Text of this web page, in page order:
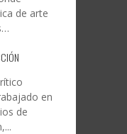
de arte
en
de